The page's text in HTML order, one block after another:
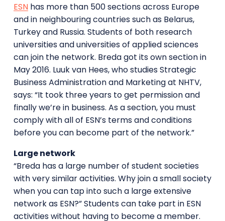
ESNhas more than 500 sections across Europe
and in neighbouring countries such as Belarus,
Turkey and Russia. Students of both research
universities and universities of applied sciences
can join the network. Breda got its own section in
May 2016. Luuk van Hees, who studies Strategic
Business Administration and Marketing at NHTV,
says: “It took three years to get permission and
finally we’re in business. As a section, you must
comply with all of ESN’s terms and conditions
before you can become part of the network.”
Large network
“Breda has a large number of student societies
with very similar activities. Why join a small society
when you can tap into such a large extensive
network as ESN?” Students can take part in ESN
activities without having to become a member.